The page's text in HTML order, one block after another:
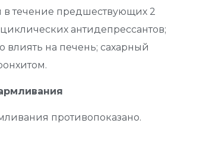
в течение предшествующих 2
антидепрессантов;
на печень; сахарный
противопоказано.